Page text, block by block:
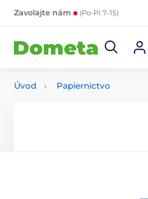
Zavolajte nám (Po-Pi 7-15)
Úvod Papiernictvo